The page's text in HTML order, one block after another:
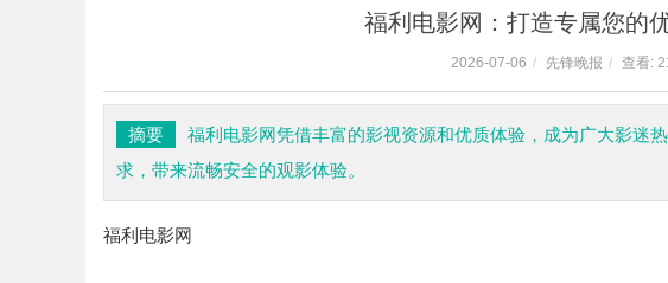
福利电影网：打造专属您的
2026-07-06 / 先锋晚报 / 查看:
摘要
福利电影网凭借丰富的影视资源和优质体验，成为广大影迷
求，带来流畅安全的观影体验。
福利电影网